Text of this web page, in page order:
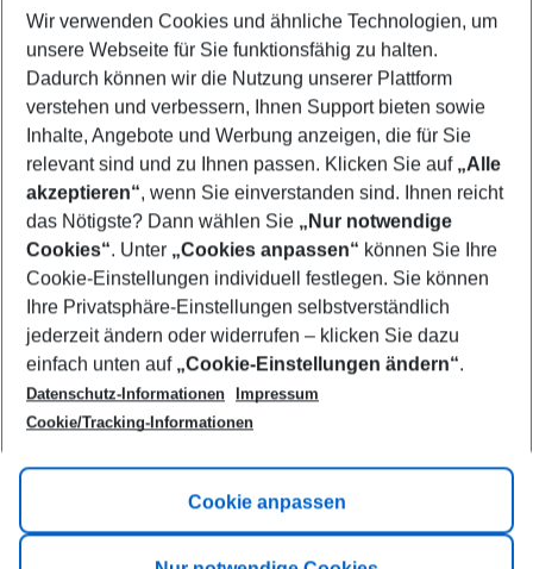
Select your date range
11/08/26–09/08/27 5-8 nights
Who will travel
2 adults No children
Show more filter
Footer
Footer navigation
Title A
Link A
Wir verwenden Cookies und ähnliche Technologien, um
unsere Webseite für Sie funktionsfähig zu halten.
Dadurch können wir die Nutzung unserer Plattform
verstehen und verbessern, Ihnen Support bieten sowie
Inhalte, Angebote und Werbung anzeigen, die für Sie
relevant sind und zu Ihnen passen. Klicken Sie auf „Alle
akzeptieren“, wenn Sie einverstanden sind. Ihnen reicht
das Nötigste? Dann wählen Sie „Nur notwendige
Cookies“. Unter „Cookies anpassen“ können Sie Ihre
Cookie-Einstellungen individuell festlegen. Sie können
Ihre Privatsphäre-Einstellungen selbstverständlich
jederzeit ändern oder widerrufen – klicken Sie dazu
einfach unten auf „Cookie-Einstellungen ändern“.
Datenschutz-Informationen
Impressum
Cookie/Tracking-Informationen
Cookie anpassen